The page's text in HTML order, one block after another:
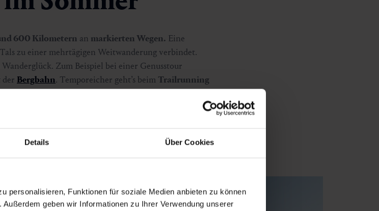
Details Über Cookies
personalisieren, Funktionen für soziale Medien anbieten zu können
geben wir Informationen zu Ihrer Verwendung unserer
600 Kilometern an markierten Wegen. Eine
zu einer mehrtägigen Weitwanderung verbindet.
Zum Beispiel bei einer Genusstour
Bergbahn. Temporeicher geht’s beim Trailrunning